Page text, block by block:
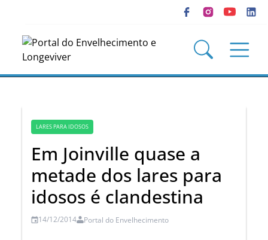
LARES PARA IDOSOS
Em Joinville quase a
metade dos lares para
idosos é clandestina
14/12/2014 Portal do Envelhecimento